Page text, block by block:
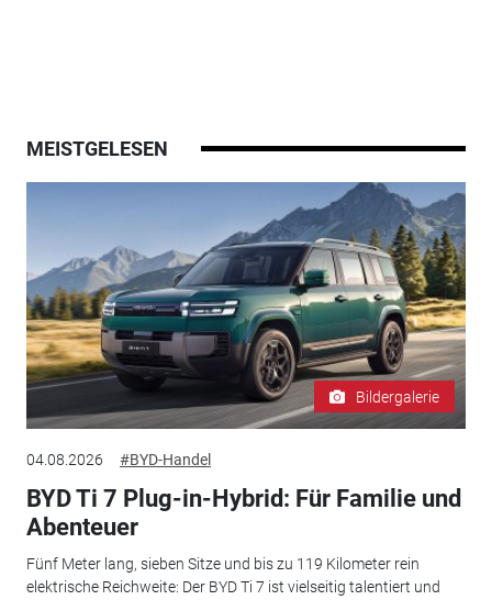
MEISTGELESEN
Bildergalerie
04.08.2026 #BYD-Handel
BYD Ti 7 Plug-in-Hybrid: Für Familie und
Abenteuer
Fünf Meter lang, sieben Sitze und bis zu 119 Kilometer rein
elektrische Reichweite: Der BYD Ti 7 ist vielseitig talentiert und